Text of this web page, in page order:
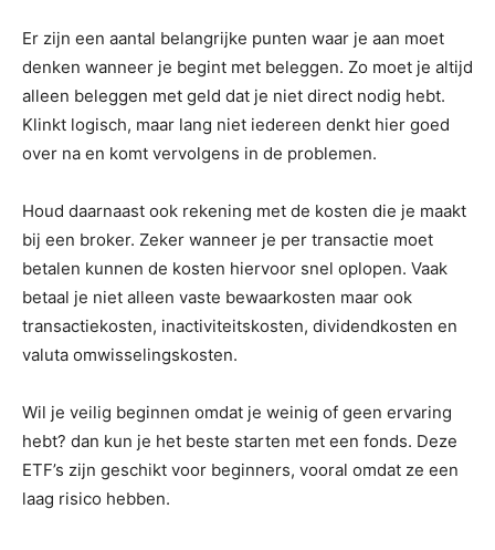
Er zijn een aantal belangrijke punten waar je aan moet
denken wanneer je begint met beleggen. Zo moet je altijd
alleen beleggen met geld dat je niet direct nodig hebt.
Klinkt logisch, maar lang niet iedereen denkt hier goed
over na en komt vervolgens in de problemen.
Houd daarnaast ook rekening met de kosten die je maakt
bij een broker. Zeker wanneer je per transactie moet
betalen kunnen de kosten hiervoor snel oplopen. Vaak
betaal je niet alleen vaste bewaarkosten maar ook
transactiekosten, inactiviteitskosten, dividendkosten en
valuta omwisselingskosten.
Wil je veilig beginnen omdat je weinig of geen ervaring
hebt? dan kun je het beste starten met een fonds. Deze
ETF’s zijn geschikt voor beginners, vooral omdat ze een
laag risico hebben.